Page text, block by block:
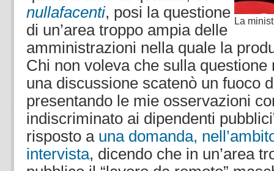
La
nullafacenti, posi la questione
di un’area troppo ampia delle
amministrazioni nella quale la
Chi non voleva che sulla questione
una discussione scatenò un fuoco
presentando le mie osservazioni
indiscriminato ai dipendenti
risposto a una domanda,
intervista, dicendo che in un’area